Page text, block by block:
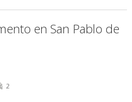
en San Pablo de
2